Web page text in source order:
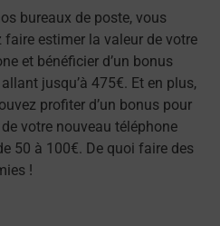
bureaux de poste, vous
faire estimer la valeur de votre
et bénéficier d’un bonus
jusqu’à 475€. Et en plus,
profiter d’un bonus pour
de votre nouveau téléphone
50 à 100€. De quoi faire des
!